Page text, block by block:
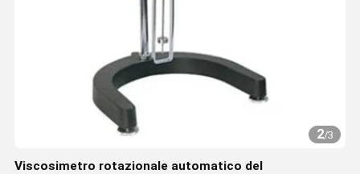
2/3
Viscosimetro rotazionale automatico del